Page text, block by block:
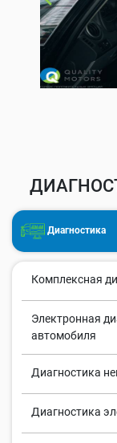
Диагностика
Комплексная
Электронная
автомобиля
Диагностика
Диагностика